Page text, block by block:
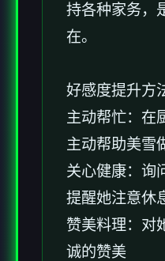
持各种家务，
在。
好感度提升方
主动帮忙：在
主动帮助美雪
关心健康：询
提醒她注意休
赞美料理：对
诚的赞美